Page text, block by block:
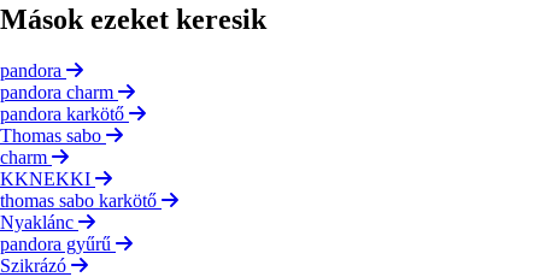
Mások ezeket keresik
pandora
pandora charm
pandora karkötő
Thomas sabo
charm
KKNEKKI
thomas sabo karkötő
Nyaklánc
pandora gyűrű
Szikrázó